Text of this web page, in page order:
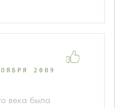
2009
века была